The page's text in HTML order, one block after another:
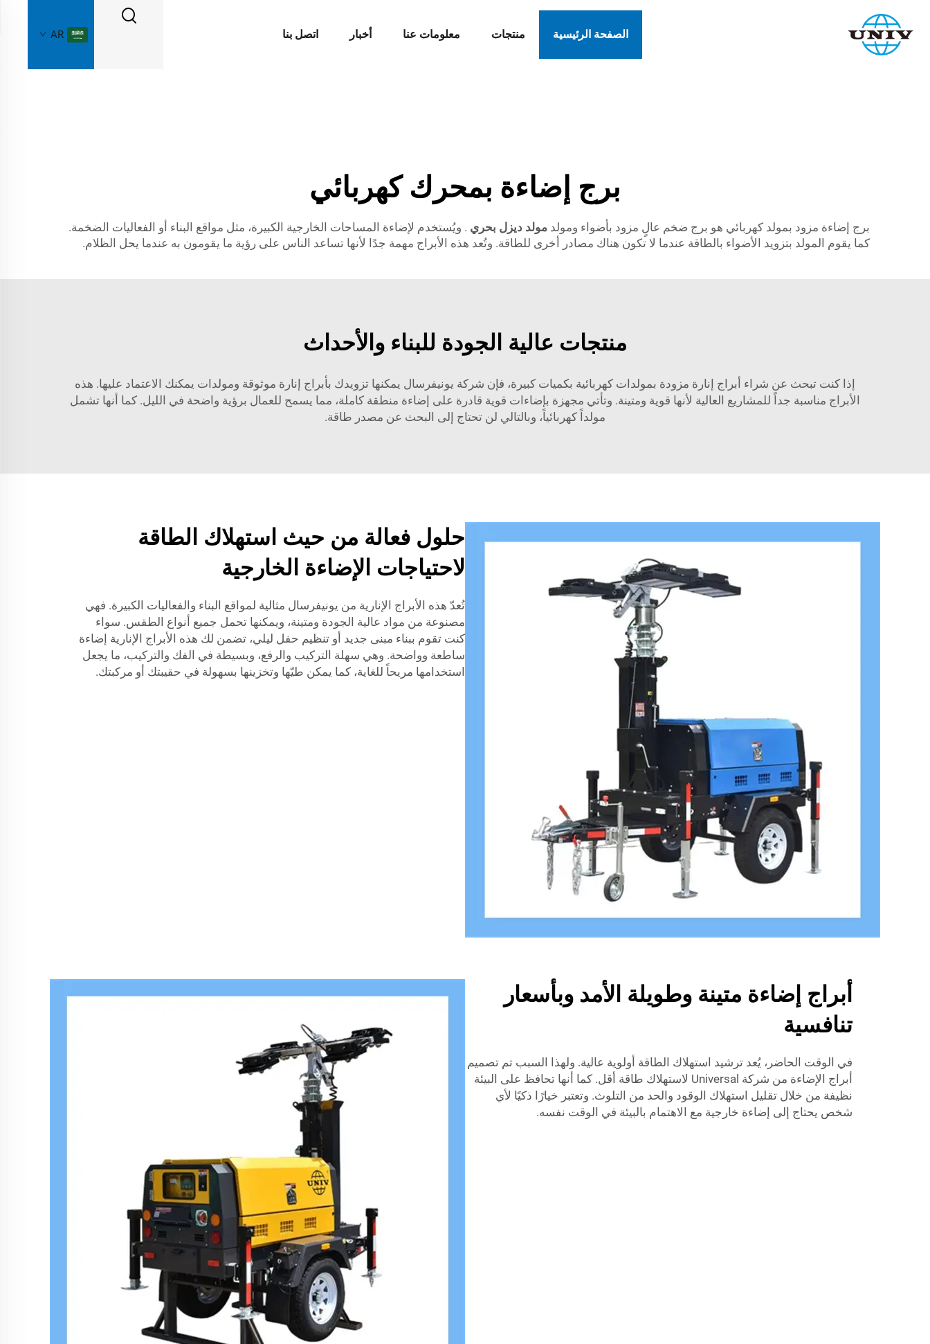
الصفحة الرئيسية منتجات معلومات عنا أخبار اتصل بنا AR
برج إضاءة بمحرك كهربائي
برج إضاءة مزود بمولد كهربائي هو برج ضخم عالٍ مزود بأضواء ومولد مولد ديزل بحري . ويُستخدم لإضاءة المساحات الخارجية الكبيرة، مثل مواقع البناء أو الفعاليات الضخمة.
كما يقوم المولد بتزويد الأضواء بالطاقة عندما لا تكون هناك مصادر أخرى للطاقة. وتُعد هذه الأبراج مهمة جدًا لأنها تساعد الناس على رؤية ما يقومون به عندما يحل الظلام.
منتجات عالية الجودة للبناء والأحداث
إذا كنت تبحث عن شراء أبراج إنارة مزودة بمولدات كهربائية بكميات كبيرة، فإن شركة يونيفرسال يمكنها تزويدك بأبراج إنارة موثوقة ومولدات يمكنك الاعتماد عليها. هذه
الأبراج مناسبة جداً للمشاريع العالية لأنها قوية ومتينة. وتأتي مجهزة بإضاءات قوية قادرة على إضاءة منطقة كاملة، مما يسمح للعمال برؤية واضحة في الليل. كما أنها تشمل
مولداً كهربائياً، وبالتالي لن تحتاج إلى البحث عن مصدر طاقة.
حلول فعالة من حيث استهلاك الطاقة
لاحتياجات الإضاءة الخارجية
تُعدّ هذه الأبراج الإنارية من يونيفرسال مثالية لمواقع البناء والفعاليات الكبيرة. فهي
مصنوعة من مواد عالية الجودة ومتينة، ويمكنها تحمل جميع أنواع الطقس. سواء
كنت تقوم ببناء مبنى جديد أو تنظيم حفل ليلي، تضمن لك هذه الأبراج الإنارية إضاءة
ساطعة وواضحة. وهي سهلة التركيب والرفع، وبسيطة في الفك والتركيب، ما يجعل
استخدامها مريحاً للغاية، كما يمكن طيّها وتخزينها بسهولة في حقيبتك أو مركبتك.
أبراج إضاءة متينة وطويلة الأمد وبأسعار
تنافسية
في الوقت الحاضر، يُعد ترشيد استهلاك الطاقة أولوية عالية. ولهذا السبب تم تصميم
أبراج الإضاءة من شركة Universal لاستهلاك طاقة أقل. كما أنها تحافظ على البيئة
نظيفة من خلال تقليل استهلاك الوقود والحد من التلوث. وتعتبر خيارًا ذكيًا لأي
شخص يحتاج إلى إضاءة خارجية مع الاهتمام بالبيئة في الوقت نفسه.